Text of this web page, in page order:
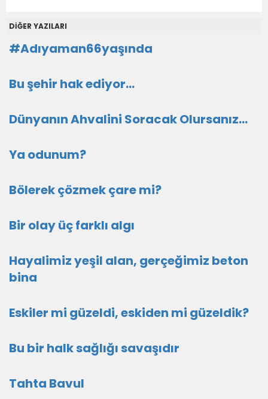
DİĞER YAZILARI
#Adıyaman66yaşında
Bu şehir hak ediyor…
Dünyanın Ahvalini Soracak Olursanız…
Ya odunum?
Bölerek çözmek çare mi?
Bir olay üç farklı algı
Hayalimiz yeşil alan, gerçeğimiz beton
bina
Eskiler mi güzeldi, eskiden mi güzeldik?
Bu bir halk sağlığı savaşıdır
Tahta Bavul